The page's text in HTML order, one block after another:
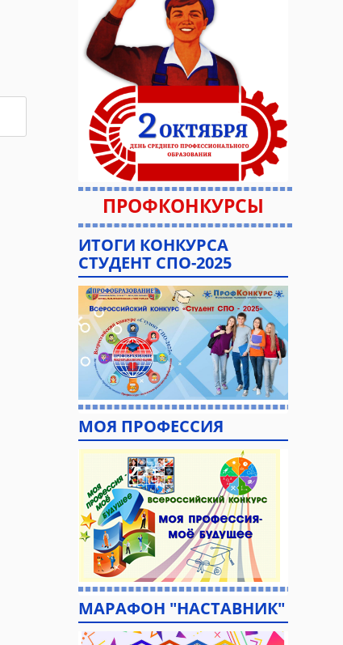
ПРОФКОНКУРСЫ
ИТОГИ КОНКУРСА
СТУДЕНТ СПО-2025
МОЯ ПРОФЕССИЯ
МАРАФОН "НАСТАВНИК"